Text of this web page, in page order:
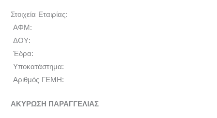
Στοιχεία Εταιρίας:
ΑΦΜ:
ΔΟΥ:
Έδρα:
Υποκατάστημα:
Αριθμός ΓΕΜΗ:
ΑΚΥΡΩΣΗ ΠΑΡΑΓΓΕΛΙΑΣ